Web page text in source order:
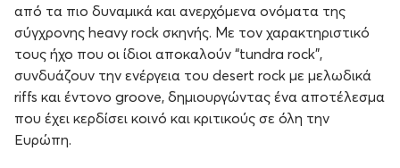
από τα πιο δυναμικά και ανερχόμενα ονόματα της
σύγχρονης heavy rock σκηνής. Με τον χαρακτηριστικό
τους ήχο που οι ίδιοι αποκαλούν “tundra rock”,
συνδυάζουν την ενέργεια του desert rock με μελωδικά
riffs και έντονο groove, δημιουργώντας ένα αποτέλεσμα
που έχει κερδίσει κοινό και κριτικούς σε όλη την
Ευρώπη.